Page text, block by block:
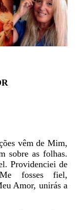
vêm de Mim,
sobre as folhas.
Providenciei de
fosses fiel,
Amor, unirás a